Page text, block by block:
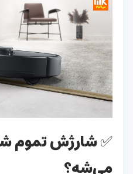
✅ شارژش تموم